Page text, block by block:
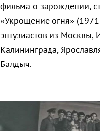
фильма о зарождении,
«Укрощение огня»
энтузиастов из Москвы,
Калининграда,
Балдыч.